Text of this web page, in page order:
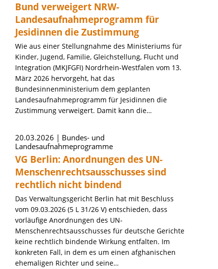
Bund verweigert NRW-
Landesaufnahmeprogramm für
Jesidinnen die Zustimmung
Wie aus einer Stellungnahme des Ministeriums für
Kinder, Jugend, Familie, Gleichstellung, Flucht und
Integration (MKJFGFI) Nordrhein-Westfalen vom 13.
März 2026 hervorgeht, hat das
Bundesinnenministerium dem geplanten
Landesaufnahmeprogramm für Jesidinnen die
Zustimmung verweigert. Damit kann die…
20.03.2026
Bundes- und
Landesaufnahmeprogramme
VG Berlin: Anordnungen des UN-
Menschenrechtsausschusses sind
rechtlich nicht bindend
Das Verwaltungsgericht Berlin hat mit Beschluss
vom 09.03.2026 (5 L 31/26 V) entschieden, dass
vorläufige Anordnungen des UN-
Menschenrechtsausschusses für deutsche Gerichte
keine rechtlich bindende Wirkung entfalten. Im
konkreten Fall, in dem es um einen afghanischen
ehemaligen Richter und seine…